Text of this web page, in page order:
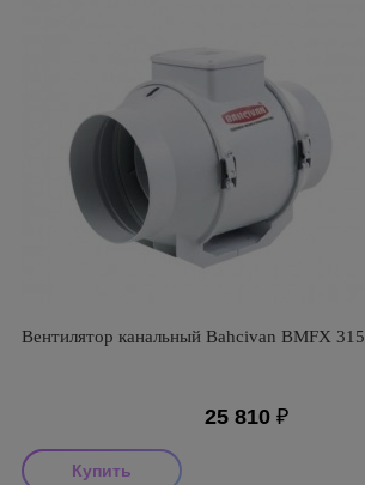
Вентилятор канальный Bahcivan BMFX 315
25 810 ₽